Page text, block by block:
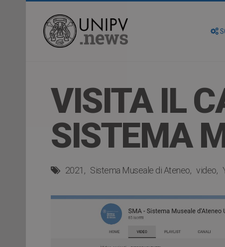
VISITA IL
SISTEMA
2021 Sistema Museale di Ateneo video